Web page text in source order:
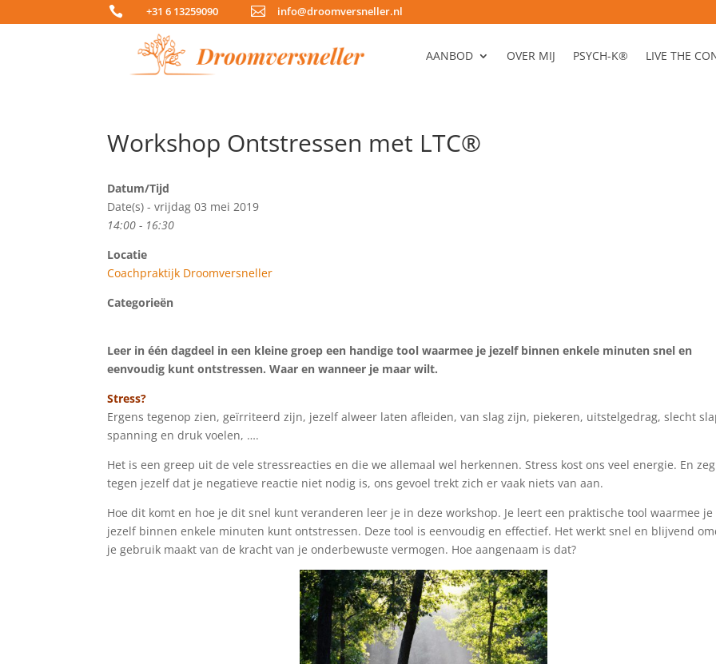
 +31 6 13259090  info@droomversneller.nl
AANBOD OVER MIJ PSYCH-K® LIVE THE
Workshop Ontstressen met LTC®
Datum/Tijd
Date(s) - vrijdag 03 mei 2019
14:00 - 16:30
Locatie
Coachpraktijk Droomversneller
Categorieën
Leer in één dagdeel in een kleine groep een handige tool waarmee je jezelf binnen enkele minuten snel en
eenvoudig kunt ontstressen. Waar en wanneer je maar wilt.
Stress?
Ergens tegenop zien, geïrriteerd zijn, jezelf alweer laten afleiden, van slag zijn, piekeren, uitstelgedrag, slecht
spanning en druk voelen, ….
Het is een greep uit de vele stressreacties en die we allemaal wel herkennen. Stress kost ons veel energie. En
tegen jezelf dat je negatieve reactie niet nodig is, ons gevoel trekt zich er vaak niets van aan.
Hoe dit komt en hoe je dit snel kunt veranderen leer je in deze workshop. Je leert een praktische tool waarmee je
jezelf binnen enkele minuten kunt ontstressen. Deze tool is eenvoudig en effectief. Het werkt snel en blijvend
je gebruik maakt van de kracht van je onderbewuste vermogen. Hoe aangenaam is dat?